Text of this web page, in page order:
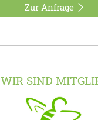
Zur Anfrage
WIR SIND